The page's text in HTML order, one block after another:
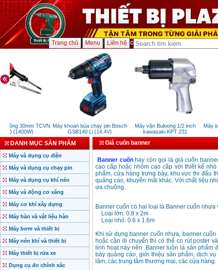
Trang chủ Menu Liên hệ
tông 30mm TCVN
(1400W)
Máy khoan búa chạy pin Bosch
GSB140 Li (14.4V)
Máy vặn Buloong 1/2 inch
kawasaki KPT 231
Máy
DANH MỤC SẢN PHẨM
Máy và dụng cụ điện
Máy và dụng cụ chạy pin
Máy và dụng cụ khí nén
Máy và động cơ xăng
Máy cơ khí xây dựng
Máy hàn và vật liệu hàn
Máy bơm và thiết bị
Máy nén khí và thiết bị
Máy thiết bị rửa xe
Dụng cụ đo chính xác
Giá cuốn banner
Banner cuốnhay còn gọi là giá cuốn
cao cấp hoặc nhôm cao cấp với thiết kế
phẩm, cửa hàng trưng bày, khu vực thi đấu
quảng cáo, khuyến mãi khác. Với chất liệu
ưa chuộng.
Banner cuốn có hai loại là Banner cuốn
Loại lớn: 0.8 x 2m
Loại nhỏ: 0.6 x 1.6m
Khi sử dụng banner cuốn nhựa, banner
hoặc cần di chuyển thì có thể co rút poster
linh hoạt này nên Banner luôn là sản phẩm
bày quảng cáo, giới thiệu sản phẩm, dịch
lãm, các trung tâm thương mại, các cửa hàng.